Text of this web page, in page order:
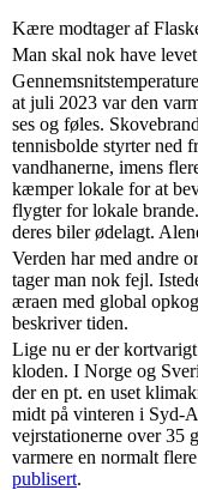
Kære modtager af
Man skal nok have
at juli 2023 var den
ses og føles.
tennisbolde styrter ned
vandhanerne, imens
kæmper lokale for at
flygter for lokale
deres biler ødelagt.
Verden har med andre
tager man nok fejl.
æraen med global
beskriver tiden.
Lige nu er der
kloden. I Norge og
der en pt. en uset
midt på vinteren i Syd-
vejrstationerne over 35
varmere en normalt
publisert.